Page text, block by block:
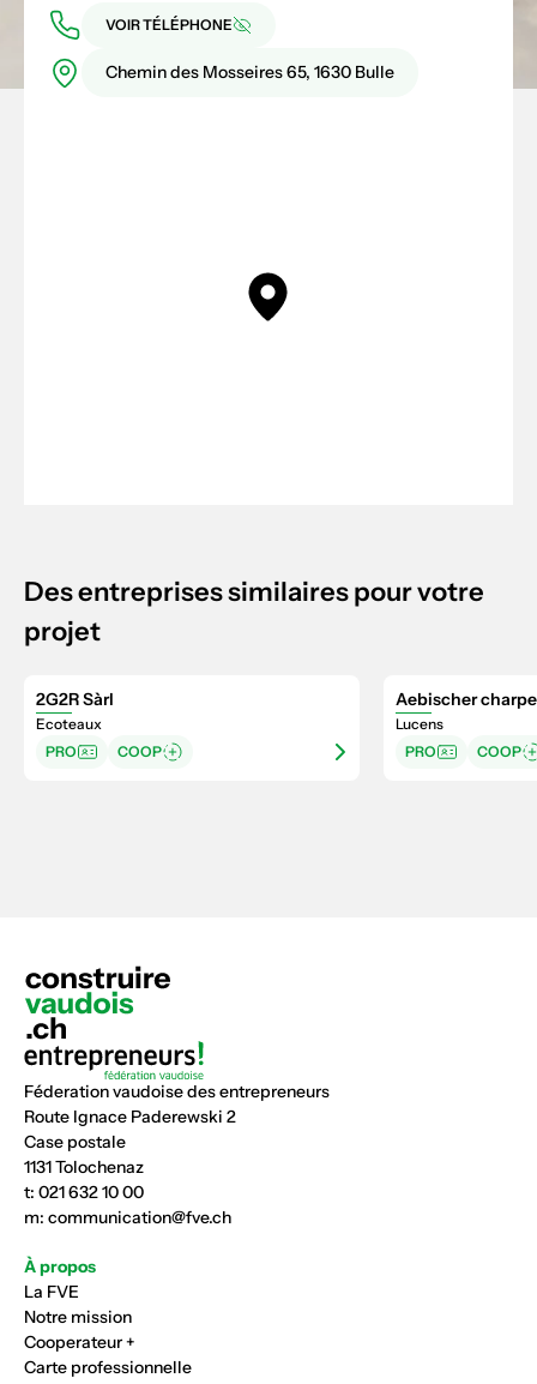
VOIR TÉLÉPHONE
Chemin des Mosseires 65, 1630 Bulle
Des entreprises similaires pour votre
projet
2G2R Sàrl
Ecoteaux
PRO
COOP
Aebischer
Lucens
PRO
COOP
Féderation vaudoise des entrepreneurs
Route Ignace Paderewski 2
Case postale
1131 Tolochenaz
t: 021 632 10 00
m: communication@fve.ch
À propos
La FVE
Notre mission
Cooperateur +
Carte professionnelle